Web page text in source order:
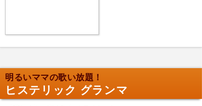
明るいママの歌い放題！
ヒステリック グランマ